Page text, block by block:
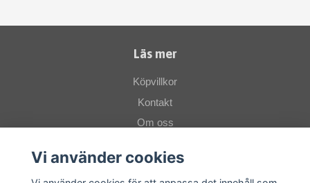
Läs mer
Köpvillkor
Kontakt
Om oss
Vi använder cookies